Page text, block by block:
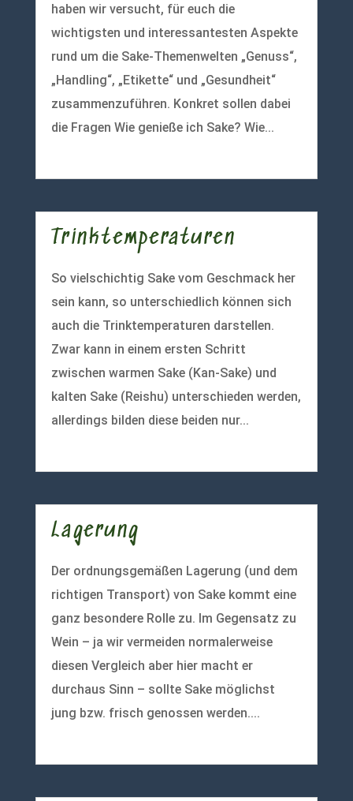
haben wir versucht, für euch die
wichtigsten und interessantesten Aspekte
rund um die Sake-Themenwelten „Genuss“,
„Handling“, „Etikette“ und „Gesundheit“
zusammenzuführen. Konkret sollen dabei
die Fragen Wie genieße ich Sake? Wie...
Trinktemperaturen
So vielschichtig Sake vom Geschmack her
sein kann, so unterschiedlich können sich
auch die Trinktemperaturen darstellen.
Zwar kann in einem ersten Schritt
zwischen warmen Sake (Kan-Sake) und
kalten Sake (Reishu) unterschieden werden,
allerdings bilden diese beiden nur...
Lagerung
Der ordnungsgemäßen Lagerung (und dem
richtigen Transport) von Sake kommt eine
ganz besondere Rolle zu. Im Gegensatz zu
Wein – ja wir vermeiden normalerweise
diesen Vergleich aber hier macht er
durchaus Sinn – sollte Sake möglichst
jung bzw. frisch genossen werden....